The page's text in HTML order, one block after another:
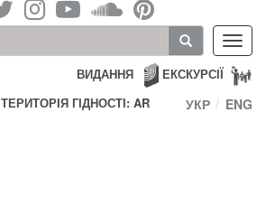
ЕКСКУРСІЇ
ВИДАННЯ
ТЕРИТОРІЯ ГІДНОСТІ: AR
УКР ENG